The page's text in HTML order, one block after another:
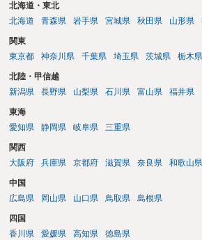
北海道・東北
北海道
青森県 岩手県 宮城県 秋田県 山形県
関東
東京都
神奈川県 千葉県 埼玉県 茨城県 栃木県
北陸・甲信越
新潟県
長野県 山梨県 石川県 富山県 福井県
東海
愛知県
静岡県 岐阜県 三重県
関西
大阪府
兵庫県 京都府 滋賀県 奈良県 和歌山県
中国
広島県
岡山県 山口県 鳥取県 島根県
四国
香川県
愛媛県 高知県 徳島県